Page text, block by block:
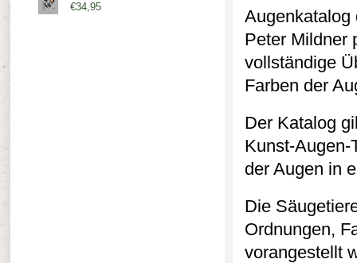
Augenkatalog
Peter Mildner
vollständige
Farben der
Der Katalog
Kunst-
der Augen in
Die
Ordnungen,
vorangestellt
€34,95